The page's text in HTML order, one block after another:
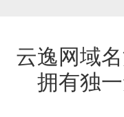
云逸网域
拥有独